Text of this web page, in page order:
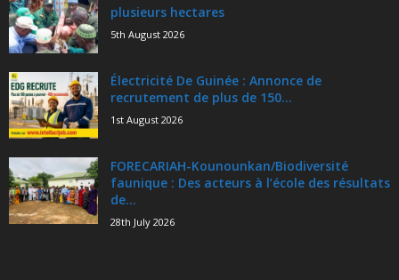
plusieurs hectares
5th August 2026
Électricité De Guinée : Annonce de
recrutement de plus de 150...
1st August 2026
FORECARIAH-Kounounkan/Biodiversité
faunique : Des acteurs à l’école des résultats
de...
28th July 2026